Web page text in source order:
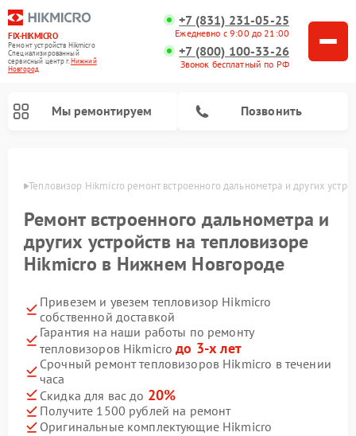
FIX-HIKMICRO
Ремонт устройств Hikmicro
Специализированный
cервисный центр г.Нижний
Новгород
+7 (831) 231-05-25
Ежедневно с 9:00 до 21:00
+7 (800) 100-33-26
Звонок бесплатный по РФ
Мы ремонтируем Позвонить
Тепловизор Hikmicro ремонт встроенного дальнометра и других
Ремонт встроенного дальнометра и
других устройств на тепловизоре
Hikmicro в Нижнем Новгороде
Привезем и увезем тепловизор Hikmicro
собственной доставкой
Гарантия на наши работы по ремонту
тепловизоров Hikmicroдо 3-х лет
Срочный ремонт тепловизоров Hikmicro в течении
часа
Скидка для вас до 20%
Получите 1500 рублей на ремонт
Оригинальные комплектующие Hikmicro